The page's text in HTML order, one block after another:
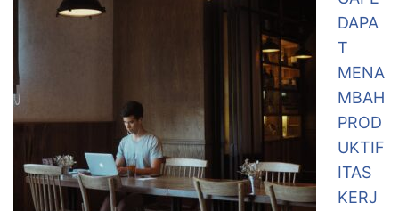
DAPA
T
MENA
MBAH
PROD
UKTIF
ITAS
KERJ